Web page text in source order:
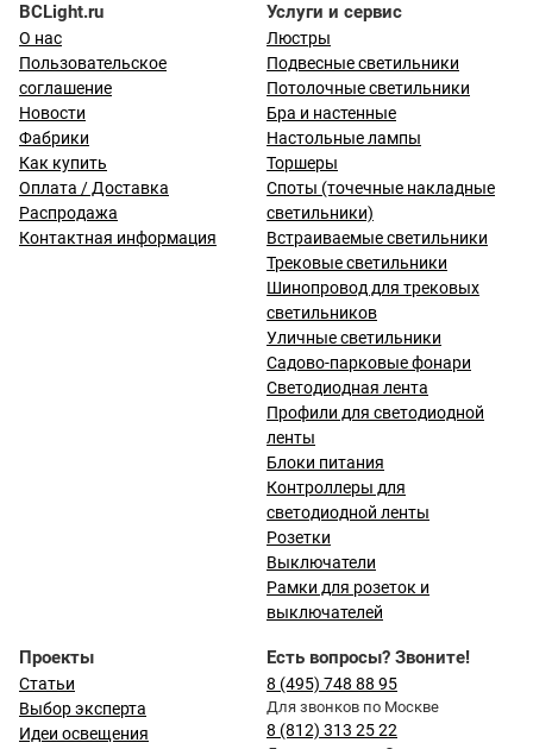
BCLight.ru
О нас
Пользовательское
соглашение
Новости
Фабрики
Как купить
Оплата / Доставка
Распродажа
Контактная информация
Услуги и сервис
Люстры
Подвесные светильники
Потолочные светильники
Бра и настенные
Настольные лампы
Торшеры
Споты (точечные накладные
светильники)
Встраиваемые светильники
Трековые светильники
Шинопровод для трековых
светильников
Уличные светильники
Садово-парковые фонари
Светодиодная лента
Профили для светодиодной
ленты
Блоки питания
Контроллеры для
светодиодной ленты
Розетки
Выключатели
Рамки для розеток и
выключателей
Проекты
Статьи
Выбор эксперта
Идеи освещения
Есть вопросы? Звоните!
8 (495) 748 88 95
Для звонков по Москве
8 (812) 313 25 22